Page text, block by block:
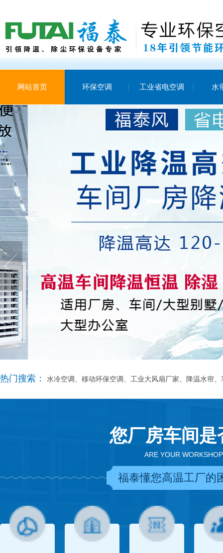
网站首页 环保空调 工业省电空调 水
热门搜索： 水冷空调、移动环保空调、工业大风扇厂家、降温水帘
您厂房车间
ARE YOUR
福泰懂您高温工厂的